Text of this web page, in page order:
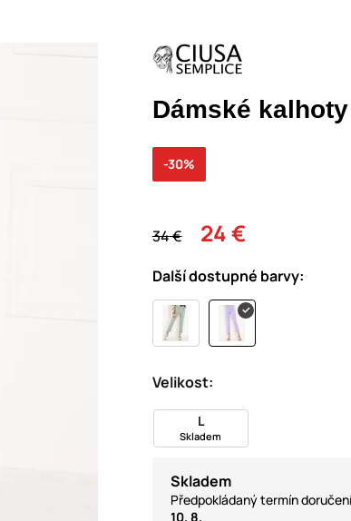
Dámské
34 € 24 €
-30%
Další dostupné barvy:
Velikost:
L
Skladem
Skladem
Předpokládaný termín doručení
10. 8.